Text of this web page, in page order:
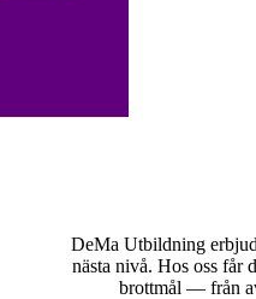
DeMa Utbildning
nästa nivå. Hos oss får
brottmål — från